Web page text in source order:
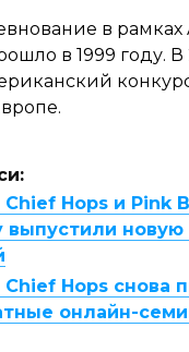
в рамках
в 1999 году. В
Chief Hops и Pink
выпустили новую
Chief Hops снова
онлайн-